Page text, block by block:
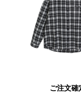
ご注文確